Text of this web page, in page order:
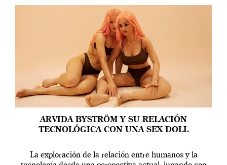
ARVIDA BYSTRÖM Y SU RELACIÓN
TECNOLÓGICA CON UNA SEX DOLL
La exploración de la relación entre humanos y la